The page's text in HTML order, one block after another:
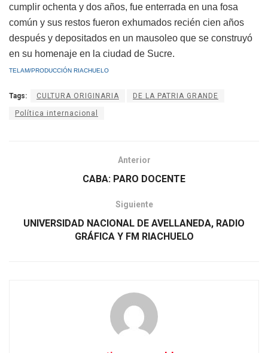
cumplir ochenta y dos años, fue enterrada en una fosa
común y sus restos fueron exhumados recién cien años
después y depositados en un mausoleo que se construyó
en su homenaje en la ciudad de Sucre.
TELAM/PRODUCCIÓN RIACHUELO
Tags: CULTURA ORIGINARIA DE LA PATRIA GRANDE
Política internacional
Anterior
CABA: PARO DOCENTE
Siguiente
UNIVERSIDAD NACIONAL DE AVELLANEDA, RADIO
GRÁFICA Y FM RIACHUELO